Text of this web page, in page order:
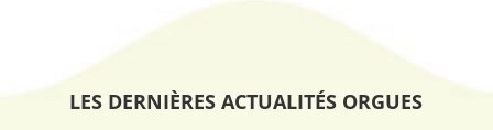
LES DERNIÈRES ACTUALITÉS ORGUES